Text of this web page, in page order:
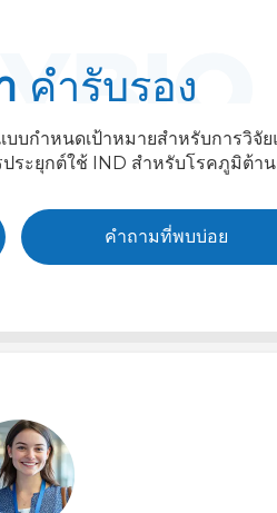
คำรับรอง
บกำหนดเป้าหมายสำหรับการวิ
ะยุกต์ใช้ IND สำหรับโรคภูมิต้าน
คำถามที่พบบ่อย